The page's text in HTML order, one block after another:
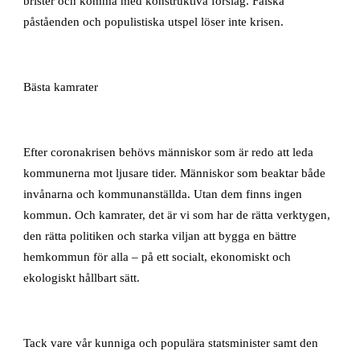
påståenden och populistiska utspel löser inte krisen.
Bästa kamrater
Efter coronakrisen behövs människor som är redo att leda
kommunerna mot ljusare tider. Människor som beaktar både
invånarna och kommunanställda. Utan dem finns ingen
kommun. Och kamrater, det är vi som har de rätta verktygen,
den rätta politiken och starka viljan att bygga en bättre
hemkommun för alla – på ett socialt, ekonomiskt och
ekologiskt hållbart sätt.
Tack vare vår kunniga och populära statsminister samt den